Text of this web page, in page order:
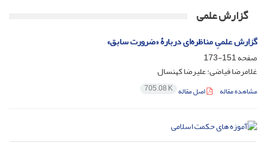
گزارش علمی
گزارش علمیِ مناظره‌ای دربارۀ «ضرورت سابق»
صفحه151-173
غلامرضا فیاضی؛ علیرضا کهنسال
مشاهده مقاله اصل مقاله 705.08 K